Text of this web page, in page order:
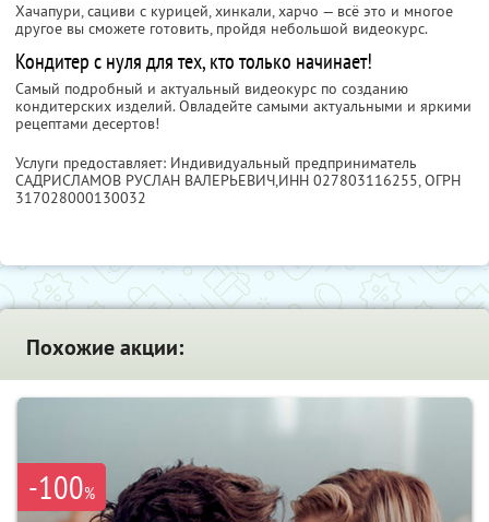
Хачапури, сациви с курицей, хинкали, харчо — всё это и многое
другое вы сможете готовить, пройдя небольшой видеокурс.
Кондитер с нуля для тех, кто только начинает!
Самый подробный и актуальный видеокурс по созданию
кондитерских изделий. Овладейте самыми актуальными и яркими
рецептами десертов!
Услуги предоставляет: Индивидуальный предприниматель
САДРИСЛАМОВ РУСЛАН ВАЛЕРЬЕВИЧ,ИНН 027803116255, ОГРН
317028000130032
Похожие акции:
-100%